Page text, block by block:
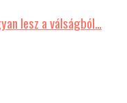
lesz a válságból…